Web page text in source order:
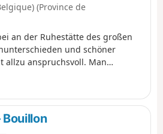
(Province de
an der Ruhestätte des großen
und schöner
allzu anspruchsvoll. Man
gutem Tempo.
Bouillon